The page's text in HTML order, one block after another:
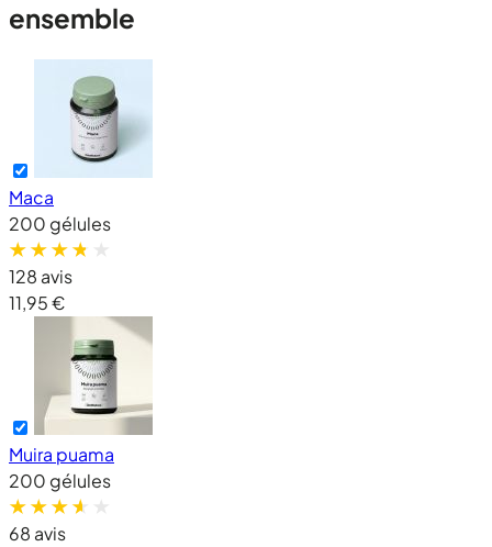
ensemble
Maca
200 gélules
128 avis
11,95 €
Muira puama
200 gélules
68 avis